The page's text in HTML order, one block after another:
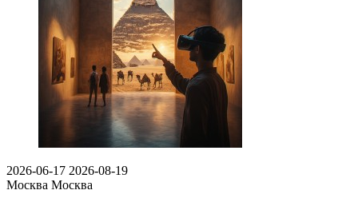
2026-06-17 2026-08-19
Москва Москва